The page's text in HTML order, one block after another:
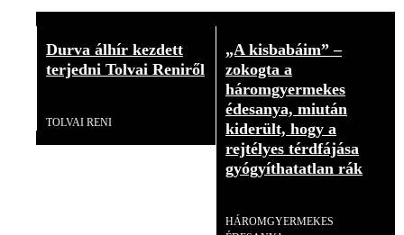
Durva álhír kezdett
terjedni Tolvai Reniről
TOLVAI RENI
„A kisbabáim” –
zokogta a
háromgyermekes
édesanya, miután
kiderült, hogy a
rejtélyes térdfájása
gyógyíthatatlan rák
HÁROMGYERMEKES